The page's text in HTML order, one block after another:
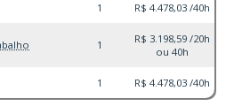
1 R$ 4.478,03 /40h
1
R$ 3.198,59 /20h
ou 40h
1 R$ 4.478,03 /40h